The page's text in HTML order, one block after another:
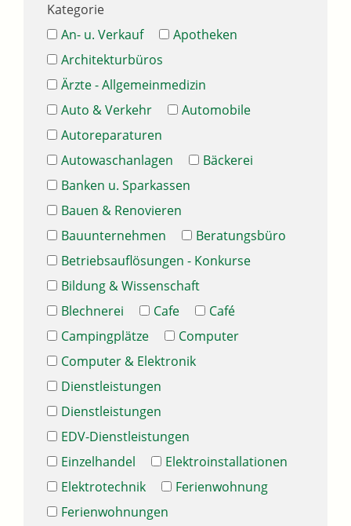
Kategorie
An- u. Verkauf
Apotheken
Architekturbüros
Ärzte - Allgemeinmedizin
Auto & Verkehr
Automobile
Autoreparaturen
Autowaschanlagen
Bäckerei
Banken u. Sparkassen
Bauen & Renovieren
Bauunternehmen
Beratungsbüro
Betriebsauflösungen - Konkurse
Bildung & Wissenschaft
Blechnerei
Cafe
Café
Campingplätze
Computer
Computer & Elektronik
Dienstleistungen
Dienstleistungen
EDV-Dienstleistungen
Einzelhandel
Elektroinstallationen
Elektrotechnik
Ferienwohnung
Ferienwohnungen